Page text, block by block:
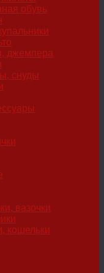
обувь
джемпера
снуды
вазочки
кошельки